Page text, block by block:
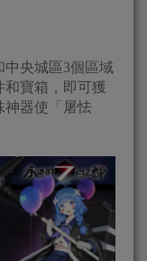
央城區3個區域
和寶箱，即可獲
神器使「屠怯